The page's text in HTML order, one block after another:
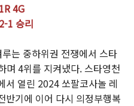
4G
1 승리
는 중하위권 전쟁에서 스타
며 4위를 지켜냈다. 스타영천
서 열린 2024 쏘팔코사놀 레
반기에 이어 다시 의정부행복